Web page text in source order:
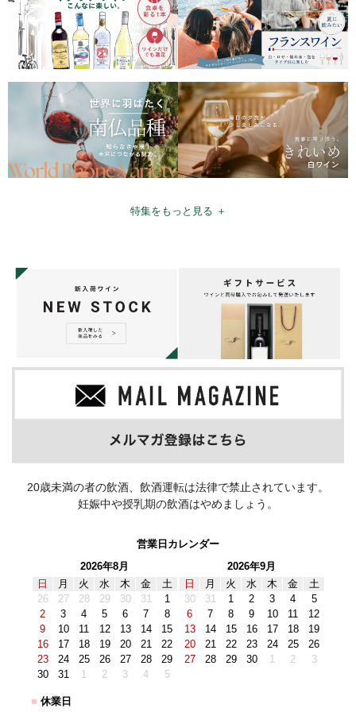
特集をもっと見る ＋
20歳未満の者の飲酒、飲酒運転は法律で禁止されています。
妊娠中や授乳期の飲酒はやめましょう。
営業日カレンダー
2026年8月
日
月 火 水 木 金
土
26
27 28 29 30 31
1
2
3 4 5 6 7
8
9
10 11 12 13 14
15
16
17 18 19 20 21
22
23
24 25 26 27 28
29
30
31 1 2 3 4 5
2026年9月
日
月 火 水 木 金
土
30
31 1 2 3 4
5
6
7 8 9 10 11
12
13
14 15 16 17 18
19
20
21 22 23 24 25
26
27
28 29 30 1 2 3
■ 休業日